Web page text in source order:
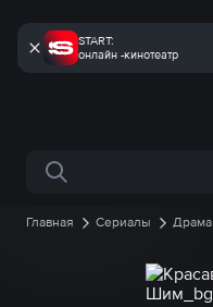
START:
онлайн -кинотеатр
Поиск по сайту
Главная Сериалы Драма